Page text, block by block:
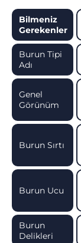
Bilmeniz
Gerekenler
Burun Tipi
Adı
Genel
Görünüm
Burun Sırtı
Burun Ucu
Burun
Delikleri